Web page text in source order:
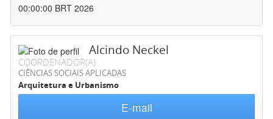
00:00:00 BRT 2026
Alcindo Neckel
COORDENADOR(A)
CIÊNCIAS SOCIAIS APLICADAS
Arquitetura e Urbanismo
E-mail